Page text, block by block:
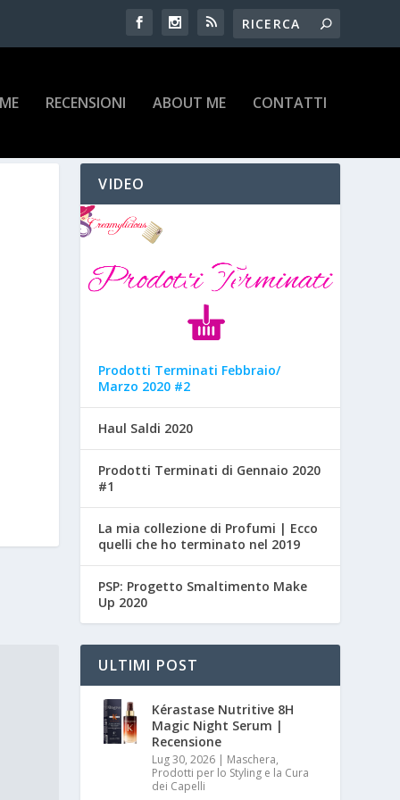
RECENSIONI ABOUT ME CONTATTI
VIDEO
Prodotti Terminati Febbraio/
Marzo 2020 #2
Haul Saldi 2020
Prodotti Terminati di Gennaio 2020
#1
La mia collezione di Profumi | Ecco
quelli che ho terminato nel 2019
PSP: Progetto Smaltimento Make
Up 2020
ULTIMI POST
Kérastase Nutritive 8H
Magic Night Serum |
Recensione
Lug 30, 2026 | Maschera,
Prodotti per lo Styling e la Cura
dei Capelli